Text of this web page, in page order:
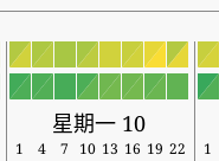
星期一 10
1 4 7 10 13 16 19 22 1